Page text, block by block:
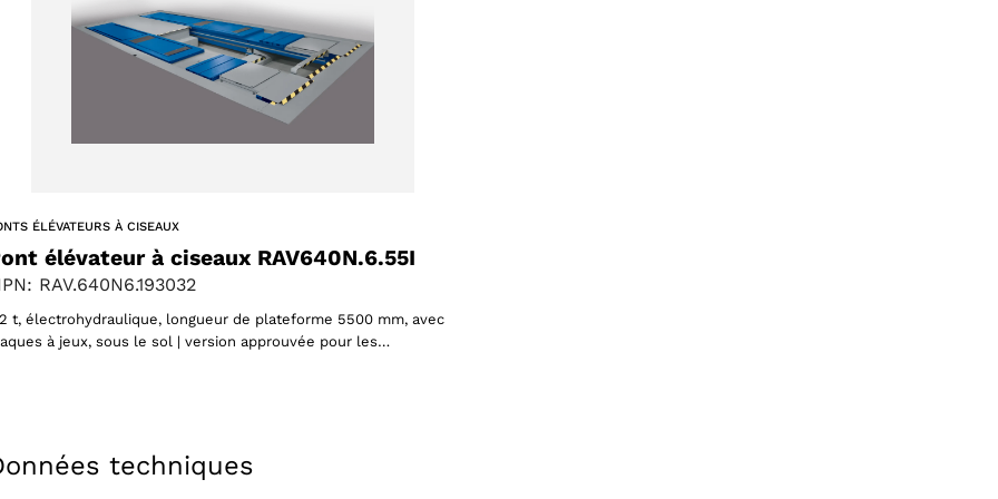
ÉLÉVATEURS À CISEAUX
élévateur à ciseaux RAV640N.6.55I
RAV.640N6.193032
t, électrohydraulique, longueur de plateforme 5500 mm, avec
à jeux, sous le sol | version approuvée pour les…
techniques